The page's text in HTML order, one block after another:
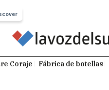
Coraje Fábrica de botellas